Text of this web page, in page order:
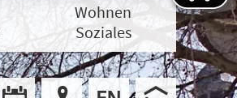
Wohnen
Soziales